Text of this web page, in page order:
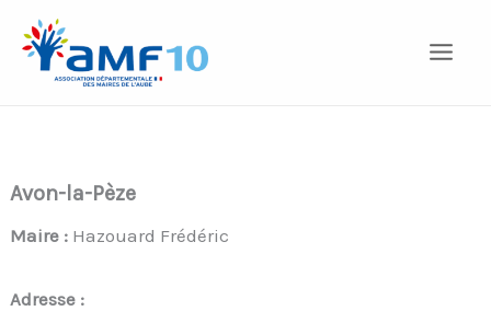
contenu
Avon-la-Pèze
Maire : Hazouard Frédéric
Adresse :